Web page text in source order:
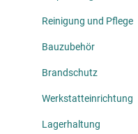
Reinigung und Pflege
Bauzubehör
Brandschutz
Werkstatteinrichtung
Lagerhaltung